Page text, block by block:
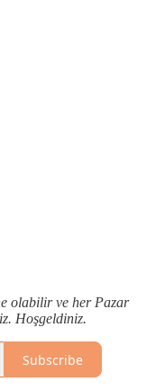
olabilir ve her Pazar
Hoşgeldiniz.
Subscribe